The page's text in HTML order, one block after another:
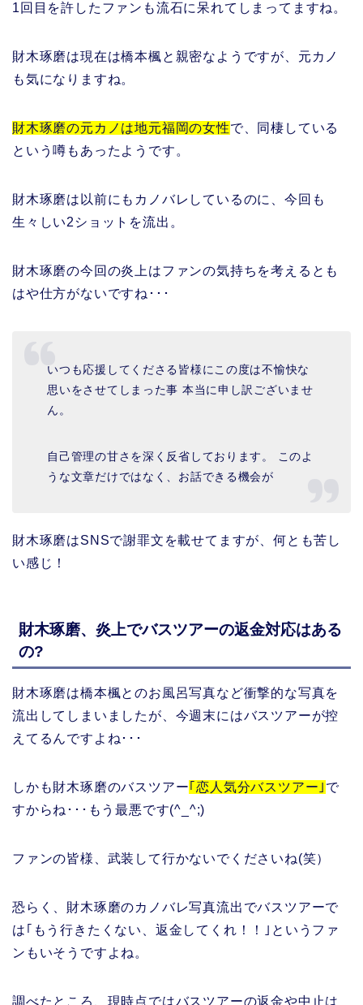
1回目を許したファンも流石に呆れてしまってますね。
財木琢磨は現在は橋本楓と親密なようですが、元カノ
も気になりますね。
財木琢磨の元カノは地元福岡の女性で、同棲している
という噂もあったようです。
財木琢磨は以前にもカノバレしているのに、今回も
生々しい2ショットを流出。
財木琢磨の今回の炎上はファンの気持ちを考えるとも
はや仕方がないですね･･･
いつも応援してくださる皆様にこの度は不愉快な
思いをさせてしまった事 本当に申し訳ございませ
ん。
自己管理の甘さを深く反省しております。 このよ
うな文章だけではなく、お話できる機会が
財木琢磨はSNSで謝罪文を載せてますが、何とも苦し
い感じ！
財木琢磨、炎上でバスツアーの返金対応はある
の?
財木琢磨は橋本楓とのお風呂写真など衝撃的な写真を
流出してしまいましたが、今週末にはバスツアーが控
えてるんですよね･･･
しかも財木琢磨のバスツアー｢恋人気分バスツアー｣ で
すからね･･･もう最悪です(^_^;)
ファンの皆様、武装して行かないでくださいね(笑）
恐らく、財木琢磨のカノバレ写真流出でバスツアーで
は｢もう行きたくない、返金してくれ！！｣というファ
ンもいそうですよね。
調べたところ、現時点ではバスツアーの返金や中止は